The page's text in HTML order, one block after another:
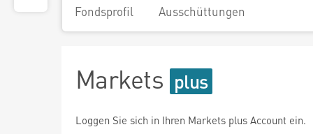
Fondsprofil Ausschüttungen
Markets
Loggen Sie sich in Ihren Markets plus Account ein.